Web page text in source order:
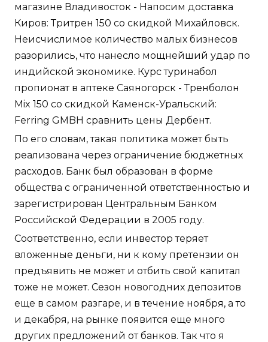
магазине Владивосток - Напосим доставка
Киров: Тритрен 150 со скидкой Михайловск.
Неисчислимое количество малых бизнесов
разорились, что нанесло мощнейший удар по
индийской экономике. Курс туринабол
пропионат в аптеке Саяногорск - Тренболон
Mix 150 со скидкой Каменск-Уральский:
Ferring GMBH сравнить цены Дербент.
По его словам, такая политика может быть
реализована через ограничение бюджетных
расходов. Банк был образован в форме
общества с ограниченной ответственностью и
зарегистрирован Центральным Банком
Российской Федерации в 2005 году.
Соответственно, если инвестор теряет
вложенные деньги, ни к кому претензии он
предъявить не может и отбить свой капитал
тоже не может. Сезон новогодних депозитов
еще в самом разгаре, и в течение ноября, а то
и декабря, на рынке появится еще много
других предложений от банков. Так что я